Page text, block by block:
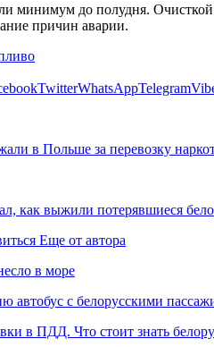
минимум до полудня. Очисткой
причин аварии.
TwitterWhatsAppTelegram
в Польше за перевозку
как выжили потерявшиеся
Еще от автора
в море
автобус с белорусскими
в ПДД. Что стоит знать